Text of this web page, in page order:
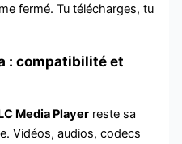
fermé. Tu télécharges, tu
: compatibilité et
Media Player reste sa
Vidéos, audios, codecs